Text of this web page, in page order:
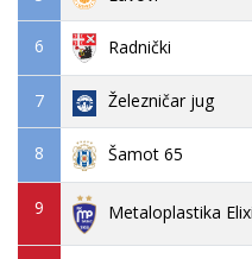
6 Radnički
7 Železničar jug
8 Šamot 65
9 Metaloplastika